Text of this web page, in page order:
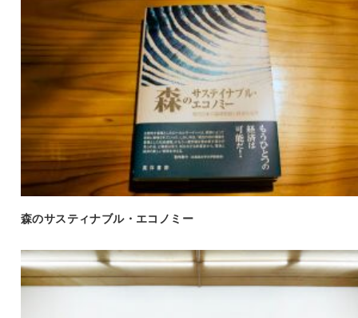
森のサスティナブル・エコノミー